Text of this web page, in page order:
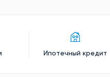
Ипотечный кредит